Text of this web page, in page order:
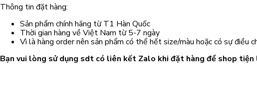
Thông tin đặt hàng:
Sản phẩm chính hãng từ T1 Hàn Quốc
Thời gian hàng về Việt Nam từ 5-7 ngày
Vì là hàng order nên sản phẩm có thể hết size/màu hoặc có sự điều
Bạn vui lòng sử dụng sdt có liên kết Zalo khi đặt hàng để shop